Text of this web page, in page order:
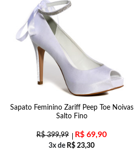
Sapato Feminino Zariff Peep Toe Noivas
Salto Fino
R$399,99 R$ 69,90
3x de R$ 23,30